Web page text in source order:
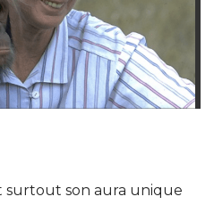
surtout son aura unique